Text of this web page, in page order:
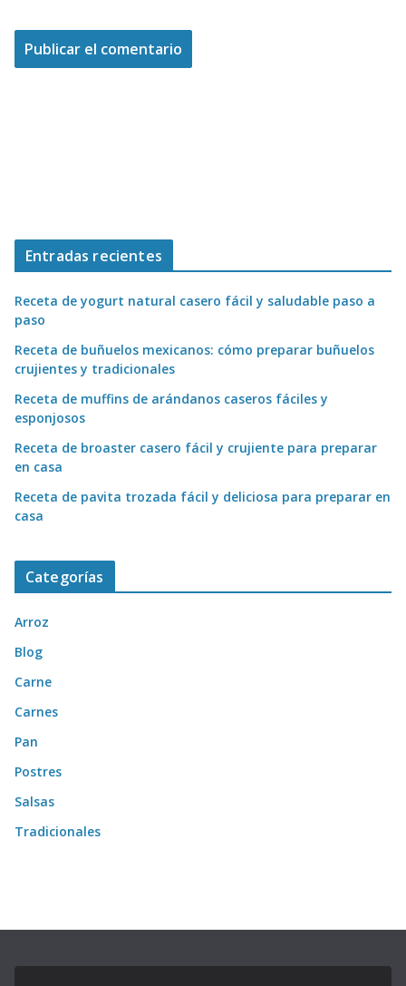
Entradas recientes
Receta de yogurt natural casero fácil y saludable paso a
paso
Receta de buñuelos mexicanos: cómo preparar buñuelos
crujientes y tradicionales
Receta de muffins de arándanos caseros fáciles y
esponjosos
Receta de broaster casero fácil y crujiente para preparar
en casa
Receta de pavita trozada fácil y deliciosa para preparar en
casa
Categorías
Arroz
Blog
Carne
Carnes
Pan
Postres
Salsas
Tradicionales